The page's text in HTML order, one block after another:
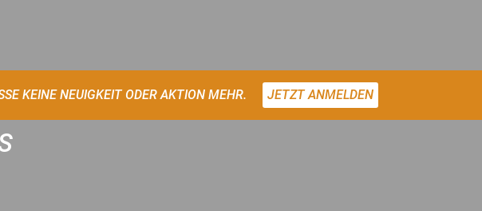
KEINE NEUIGKEIT ODER AKTION MEHR. JETZT ANMELDEN